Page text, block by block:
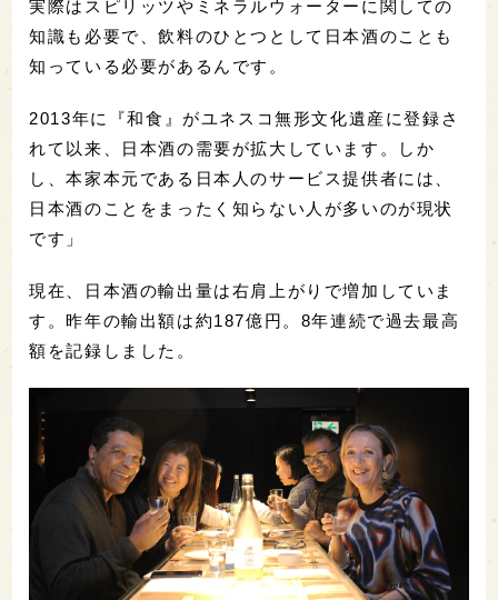
実際はスピリッツやミネラルウォーターに関しての
知識も必要で、飲料のひとつとして日本酒のことも
知っている必要があるんです。
2013年に『和食』がユネスコ無形文化遺産に登録さ
れて以来、日本酒の需要が拡大しています。しか
し、本家本元である日本人のサービス提供者には、
日本酒のことをまったく知らない人が多いのが現状
です」
現在、日本酒の輸出量は右肩上がりで増加していま
す。昨年の輸出額は約187億円。8年連続で過去最高
額を記録しました。